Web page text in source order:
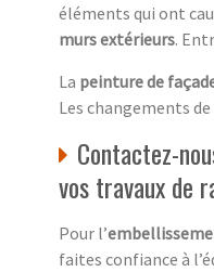
éléments qui ont
murs extérieurs.
La peinture de
Les changements de
Contactez-
vos travaux de
Pour l’
faites confiance à